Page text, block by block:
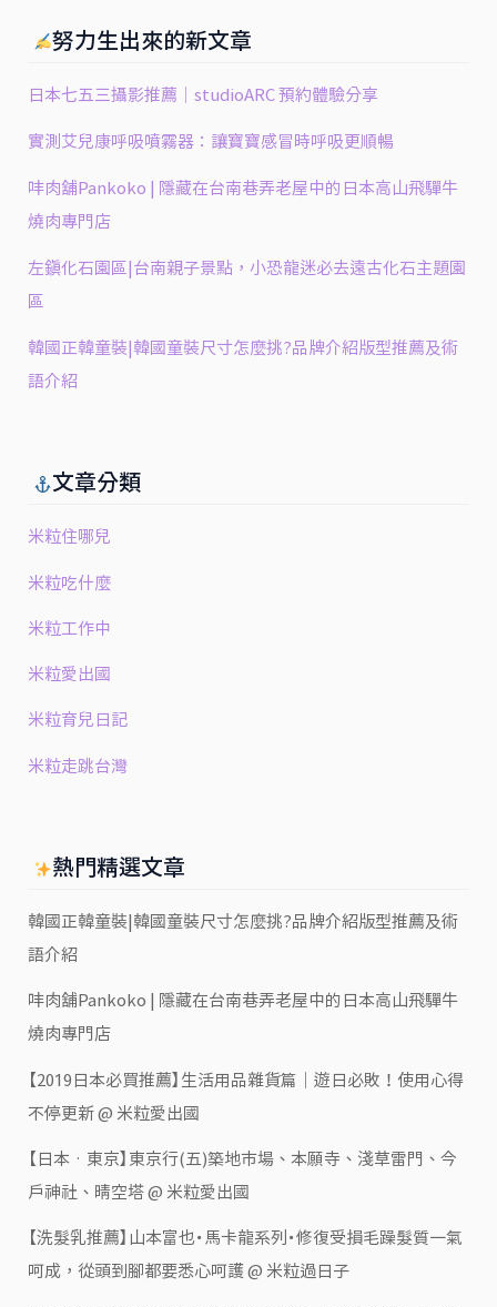
貨
粒
努力生出來的新文章
日本七五三攝影推薦｜studioARC 預約體驗分享
實測艾兒康呼吸噴霧器：讓寶寶感冒時呼吸更順暢
㕩肉舖Pankoko | 隱藏在台南巷弄老屋中的日本高山飛驒牛
燒肉專門店
左鎮化石園區|台南親子景點，小恐龍迷必去遠古化石主題園
區
韓國正韓童裝|韓國童裝尺寸怎麼挑?品牌介紹版型推薦及術
語介紹
文章分類
米粒住哪兒
米粒吃什麼
米粒工作中
米粒愛出國
米粒育兒日記
米粒走跳台灣
熱門精選文章
韓國正韓童裝|韓國童裝尺寸怎麼挑?品牌介紹版型推薦及術
語介紹
㕩肉舖Pankoko | 隱藏在台南巷弄老屋中的日本高山飛驒牛
燒肉專門店
【2019日本必買推薦】生活用品雜貨篇｜遊日必敗！使用心得
不停更新 @ 米粒愛出國
【日本‧東京】東京行(五)築地市場、本願寺、淺草雷門、今
戶神社、晴空塔 @ 米粒愛出國
【洗髮乳推薦】山本富也・馬卡龍系列・修復受損毛躁髮質一氣
呵成，從頭到腳都要悉心呵護 @ 米粒過日子